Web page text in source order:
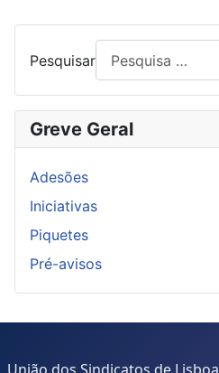
Pesquisar
Greve Geral
Adesões
Iniciativas
Piquetes
Pré-avisos